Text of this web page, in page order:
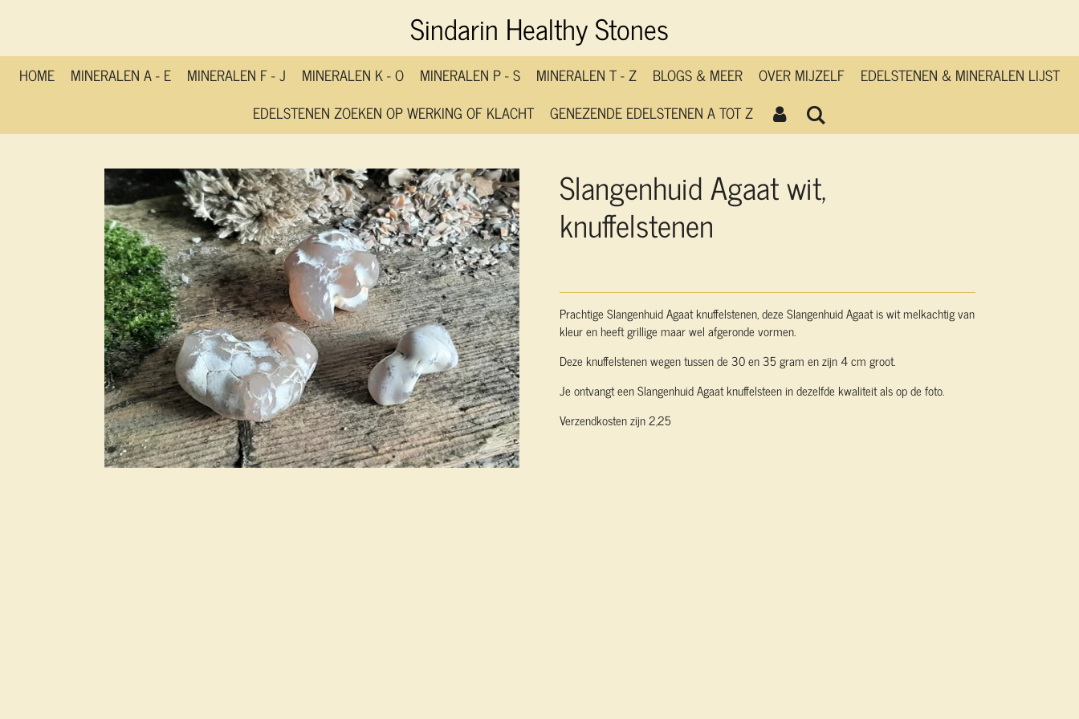
de
hoofdinhoud
Sindarin Healthy Stones
HOME MINERALEN A - E MINERALEN F - J MINERALEN K - O MINERALEN P - S MINERALEN T - Z BLOGS & MEER OVER MIJZELF
EDELSTENEN & MINERALEN LIJST
EDELSTENEN ZOEKEN OP WERKING OF KLACHT
GENEZENDE EDELSTENEN A TOT Z
Slangenhuid Agaat wit,
knuffelstenen
Prachtige Slangenhuid Agaat knuffelstenen, deze Slangenhuid Agaat is wit melkachtig van
kleur en heeft grillige maar wel afgeronde vormen.
Deze knuffelstenen wegen tussen de 30 en 35 gram en zijn 4 cm groot.
Je ontvangt een Slangenhuid Agaat knuffelsteen in dezelfde kwaliteit als op de foto.
Verzendkosten zijn 2,25